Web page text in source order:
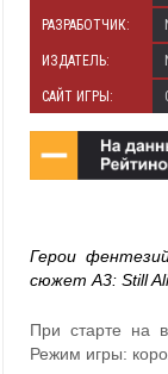
РАЗРАБОТЧИК:
ИЗДАТЕЛЬ:
САЙТ ИГРЫ:
Герои
сюжет A3: Still
При старте на
Режим игры: